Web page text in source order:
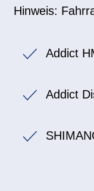
Hinweis:
Addict
Addict